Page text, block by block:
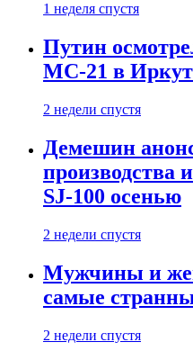
1 неделя спустя
Путин
МС-21 в
2 недели спустя
Демешин
производства
SJ-100 осенью
2 недели спустя
Мужчины и
самые
2 недели спустя